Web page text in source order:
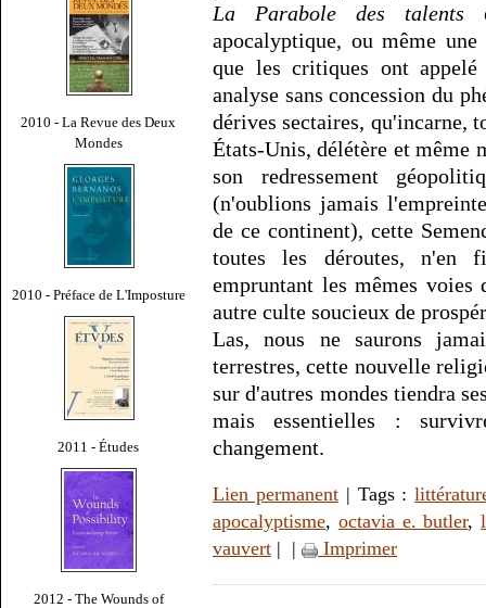
2010 - La Revue des Deux
Mondes
2010 - Préface de L'Imposture
2011 - Études
2012 - The Wounds of
La Parabole des talents
apocalyptique, ou même
que les critiques ont
analyse sans concession du
dérives sectaires, qu'incarne,
États-Unis, délétère et même
son redressement
(n'oublions jamais
de ce continent), cette
toutes les déroutes, n'en
empruntant les mêmes
autre culte soucieux de
Las, nous ne saurons
terrestres, cette nouvelle
sur d'autres mondes tiendra
mais essentielles :
changement.
Lien permanent| Tags :
apocalyptisme, octavia e. butler,
vauvert | | Imprimer